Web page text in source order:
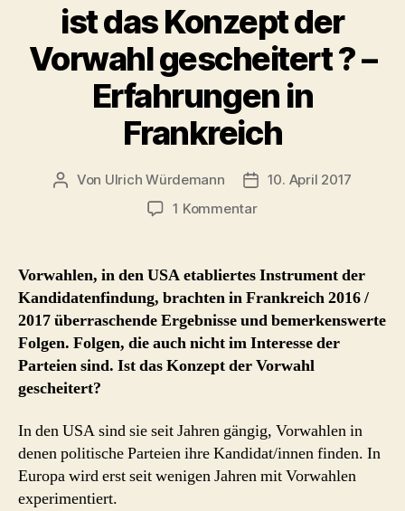
ist das Konzept der
Vorwahl gescheitert ? –
Erfahrungen in
Frankreich
Beitragsautor
Von Ulrich Würdemann Beitragsdatum
10. April 2017
1 Kommentarzu
Konzept
Vorwahl
gescheitert
?
–
Frankreich
Vorwahlen, in den USA etabliertes Instrument der
Kandidatenfindung, brachten in Frankreich 2016 /
2017 überraschende Ergebnisse und bemerkenswerte
Folgen. Folgen, die auch nicht im Interesse der
Parteien sind. Ist das Konzept der Vorwahl
gescheitert?
In den USA sind sie seit Jahren gängig, Vorwahlen in
denen politische Parteien ihre Kandidat/innen finden. In
Europa wird erst seit wenigen Jahren mit Vorwahlen
experimentiert.